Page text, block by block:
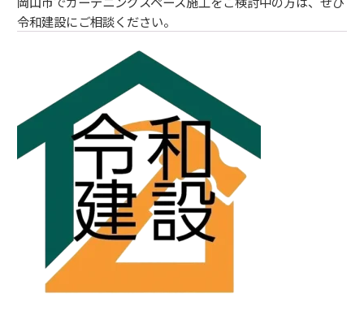
令和建設にご相談ください。